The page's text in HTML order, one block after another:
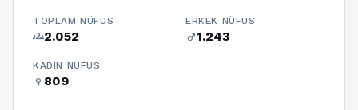
TOPLAM NÜFUS
groups2.052
ERKEK NÜFUS
male1.243
KADIN NÜFUS
female 809